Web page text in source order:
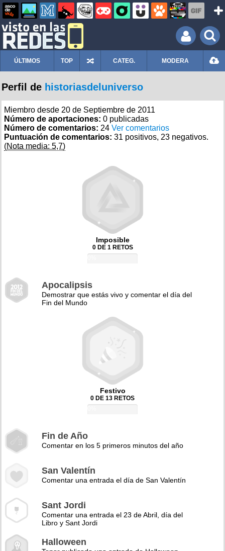
ÚLTIMOS TOP CATEG. MODERA
Perfil de historiasdeluniverso
Miembro desde 20 de Septiembre de 2011
Número de aportaciones: 0 publicadas
Número de comentarios: 24 Ver comentarios
Puntuación de comentarios: 31 positivos, 23 negativos.
(Nota media: 5,7)
Imposible
0 DE 1 RETOS
Apocalipsis
Demostrar que estás vivo y comentar el día del
Fin del Mundo
Festivo
0 DE 13 RETOS
Fin de Año
Comentar en los 5 primeros minutos del año
San Valentín
Comentar una entrada el día de San Valentín
Sant Jordi
Comentar una entrada el 23 de Abril, día del
Libro y Sant Jordi
Halloween